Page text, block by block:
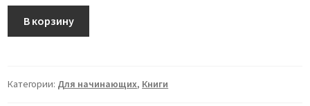
медитации.
В корзину
Категории: Для начинающих, Книги